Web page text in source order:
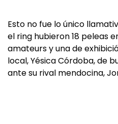
Esto no fue lo único
el ring hubieron 18 peleas
amateurs y una de
local, Yésica Córdoba, de
ante su rival mendocina,